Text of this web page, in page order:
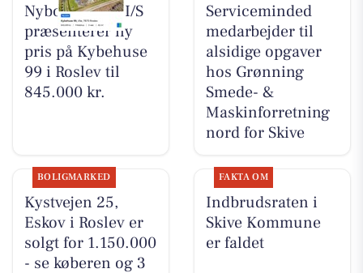
Nybolig Skive I/S
præsenterer ny
pris på Kybehuse
99 i Roslev til
845.000 kr.
Serviceminded
medarbejder til
alsidige opgaver
hos Grønning
Smede- &
Maskinforretning
nord for Skive
BOLIGMARKED
Kystvejen 25,
Eskov i Roslev er
solgt for 1.150.000
- se køberen og 3
FAKTA OM
Indbrudsraten i
Skive Kommune
er faldet